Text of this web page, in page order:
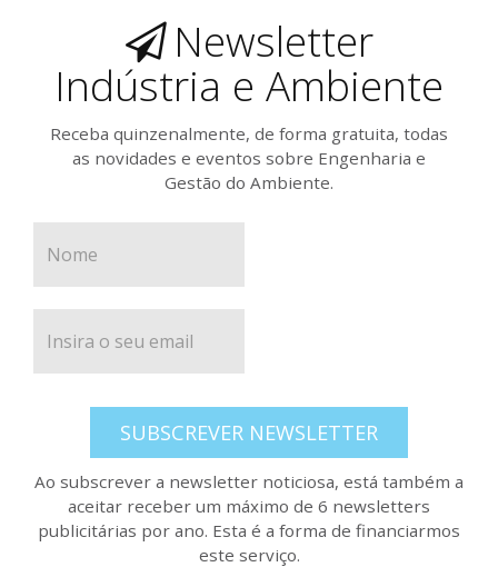
Newsletter
Indústria e Ambiente
Receba quinzenalmente, de forma gratuita, todas
as novidades e eventos sobre Engenharia e
Gestão do Ambiente.
SUBSCREVER NEWSLETTER
Ao subscrever a newsletter noticiosa, está também a
aceitar receber um máximo de 6 newsletters
publicitárias por ano. Esta é a forma de financiarmos
este serviço.